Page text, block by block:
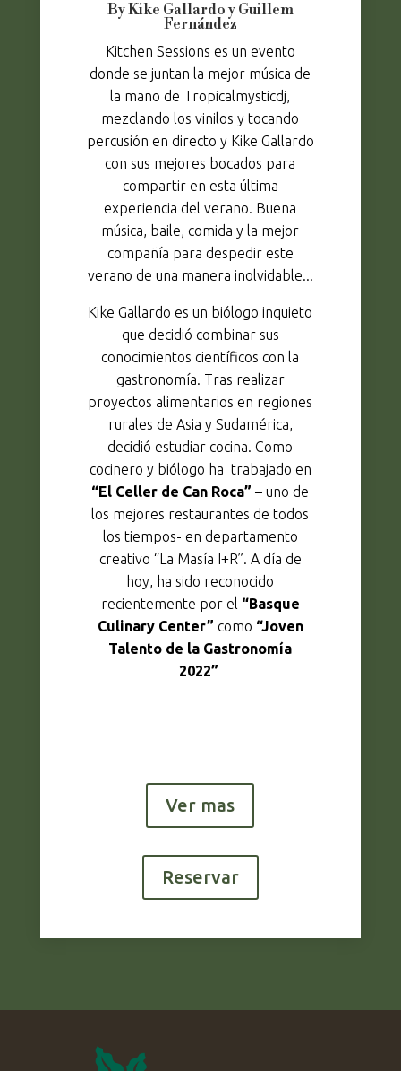
By Kike Gallardo y Guillem
Fernández
Kitchen Sessions es un evento
donde se juntan la mejor música de
la mano de Tropicalmysticdj,
mezclando los vinilos y tocando
percusión en directo y Kike Gallardo
con sus mejores bocados para
compartir en esta última
experiencia del verano. Buena
música, baile, comida y la mejor
compañía para despedir este
verano de una manera inolvidable...
Kike Gallardo es un biólogo inquieto
que decidió combinar sus
conocimientos científicos con la
gastronomía. Tras realizar
proyectos alimentarios en regiones
rurales de Asia y Sudamérica,
decidió estudiar cocina. Como
cocinero y biólogo ha trabajado en
“El Celler de Can Roca” – uno de
los mejores restaurantes de todos
los tiempos- en departamento
creativo “La Masía I+R”. A día de
hoy, ha sido reconocido
recientemente por el “Basque
Culinary Center” como “Joven
Talento de la Gastronomía
2022”
Ver mas
Reservar